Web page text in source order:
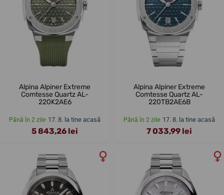
Alpina Alpiner Extreme
Comtesse Quartz AL-
220K2AE6
Până în 2 zile 17. 8. la tine acasă
5 843,26 lei
Alpina Alpiner Extreme
Comtesse Quartz AL-
220TB2AE6B
Până în 2 zile 17. 8. la tine acasă
7 033,99 lei